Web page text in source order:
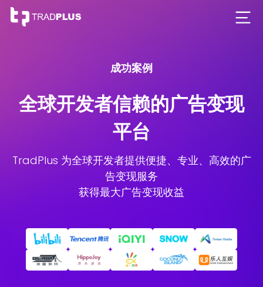
成功案例
全球开发者信赖的广告变现
平台
TradPlus 为全球开发者提供便捷、专业、高效的广
告变现服务
获得最大广告变现收益